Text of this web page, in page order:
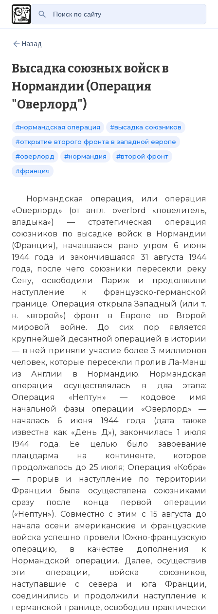
Назад
Высадка союзных войск в
Нормандии (Операция
"Оверлорд")
#нормандская операция
#высадка союзников
#открытие второго фронта в западной европе
#оверлорд
#нормандия
#второй фронт
#франция
Нормандская операция, или операция
«Оверлорд» (от англ. overlord «повелитель,
владыка») — стратегическая операция
союзников по высадке войск в Нормандии
(Франция), начавшаяся рано утром 6 июня
1944 года и закончившаяся 31 августа 1944
года, после чего союзники пересекли реку
Сену, освободили Париж и продолжили
наступление к французско-германской
границе. Операция открыла Западный (или т.
н. «второй») фронт в Европе во Второй
мировой войне. До сих пор является
крупнейшей десантной операцией в истории
— в ней приняли участие более 3 миллионов
человек, которые пересекли пролив Ла-Манш
из Англии в Нормандию. Нормандская
операция осуществлялась в два этапа:
Операция «Нептун» — кодовое имя
начальной фазы операции «Оверлорд» —
началась 6 июня 1944 года (дата также
известна как «День Д»), закончилась 1 июля
1944 года. Её целью было завоевание
плацдарма на континенте, которое
продолжалось до 25 июля; Операция «Кобра»
— прорыв и наступление по территории
Франции была осуществлена союзниками
сразу после конца первой операции
(«Нептун»). Совместно с этим с 15 августа до
начала осени американские и французские
войска успешно провели Южно-французскую
операцию, в качестве дополнения к
Нормандской операции. Далее, осуществив
эти операции, войска союзников,
наступавшие с севера и юга Франции,
соединились и продолжили наступление к
германской границе, освободив практически